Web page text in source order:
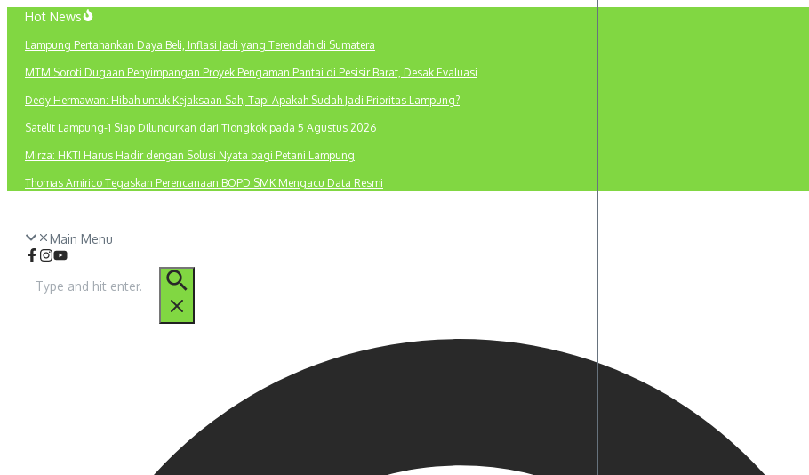
Lewati
konten
Hot News
Lampung Pertahankan Daya Beli, Inflasi Jadi yang Terendah di Sumatera
MTM Soroti Dugaan Penyimpangan Proyek Pengaman Pantai di Pesisir Barat, Desak Evaluasi
Dedy Hermawan: Hibah untuk Kejaksaan Sah, Tapi Apakah Sudah Jadi Prioritas Lampung?
Satelit Lampung-1 Siap Diluncurkan dari Tiongkok pada 5 Agustus 2026
Mirza: HKTI Harus Hadir dengan Solusi Nyata bagi Petani Lampung
Thomas Amirico Tegaskan Perencanaan BOPD SMK Mengacu Data Resmi
Main Menu
untuk: